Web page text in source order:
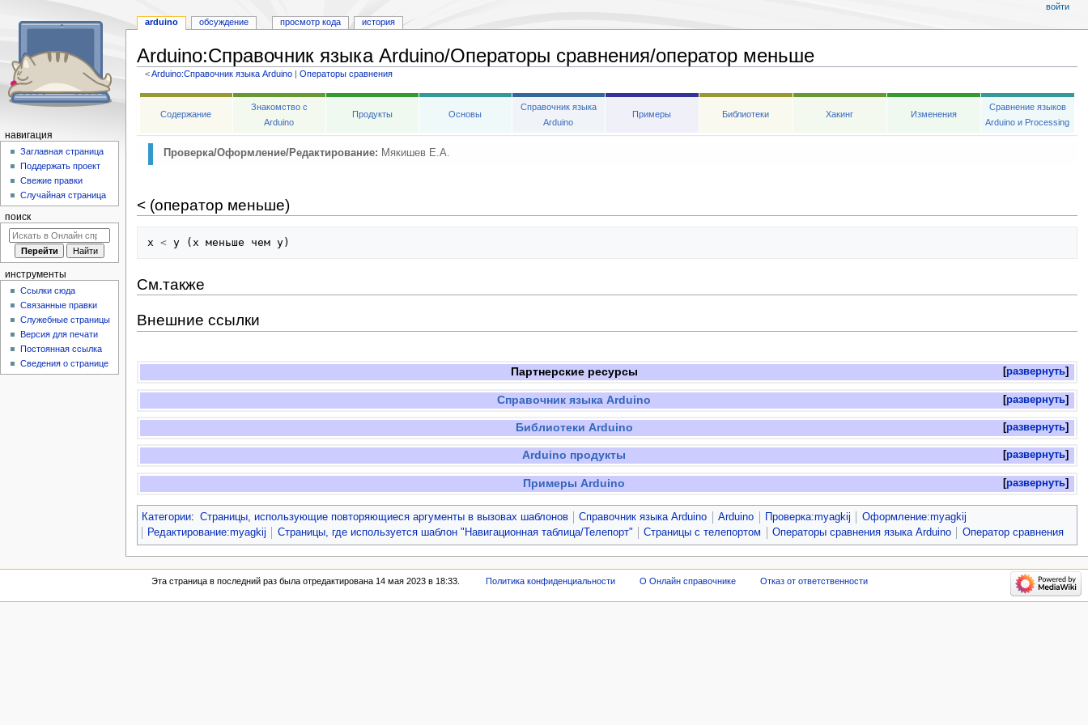
Arduino:Справочник языка Arduino/Операторы сравнения/оператор меньше
<Arduino:Справочник языка Arduino ‎ |Операторы сравнения
Перейти
Перейти
Содержание
Знакомство с
Arduino
Продукты Основы
Справочник языка
Arduino
Примеры Библиотеки Хакинг Изменения
Сравнение языков
Arduino и Processing
Проверка/Оформление/Редактирование: Мякишев Е.А.
< (оператор меньше)
x < y (x меньше чем y)
См.также
Внешние ссылки
развернуть
Партнерские ресурсы
развернуть
Справочник языка Arduino
развернуть
Библиотеки Arduino
развернуть
Arduino продукты
развернуть
Примеры Arduino
Категории: Страницы, использующие повторяющиеся аргументы в вызовах шаблонов Справочник языка Arduino Arduino Проверка:myagkij
Оформление:myagkij
Редактирование:myagkij
Страницы, где используется шаблон "Навигационная таблица/Телепорт" Страницы с телепортом Операторы сравнения языка Arduino Оператор сравнения
arduino обсуждение просмотр кода история
войти
навигация
Заглавная страница
Поддержать проект
Свежие правки
Случайная страница
поиск
инструменты
Ссылки сюда
Связанные правки
Служебные страницы
Версия для печати
Постоянная ссылка
Сведения о странице
Эта страница в последний раз была отредактирована 14 мая 2023 в 18:33. Политика конфиденциальности О Онлайн справочнике Отказ от ответственности